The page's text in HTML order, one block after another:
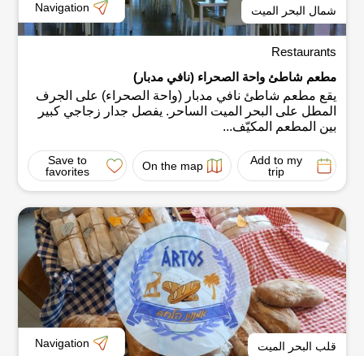
شمال البحر الميت Navigation
Restaurants
مطعم شاطئ واحة الصحراء (نافي مدبار)
يقع مطعم شاطئ نافي مدبار (واحة الصحراء) على الجرف
المطل على البحر الميت الساحر. يفصل جدار زجاجي كبير
بين المطعم المكيّف...
Add to my
trip
On the map
Save to
favorites
قلب البحر الميت Navigation